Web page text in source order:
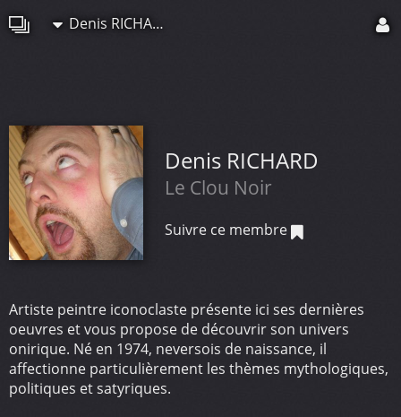
Denis RICHARD
Denis RICHARD
Le Clou Noir
Suivre ce membre
Artiste peintre iconoclaste présente ici ses dernières
oeuvres et vous propose de découvrir son univers
onirique. Né en 1974, neversois de naissance, il
affectionne particulièrement les thèmes mythologiques,
politiques et satyriques.